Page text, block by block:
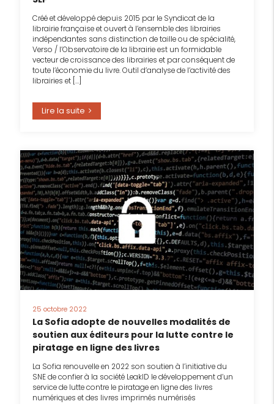
Créé et développé depuis 2015 par le Syndicat de la
librairie française et ouvert à l’ensemble des librairies
indépendantes sans distinction de taille ou de spécialité,
Verso / l’Observatoire de la librairie est un formidable
vecteur de croissance des librairies et par conséquent de
toute l’économie du livre. Outil d’analyse de l’activité des
librairies et […]
Lire la suite
25 octobre 2022
La Sofia adopte de nouvelles modalités de
soutien aux éditeurs pour la lutte contre le
piratage en ligne des livres
La Sofia renouvelle en 2022 son soutien à l’initiative du
SNE de confier à la société LeakID le développement d’un
service de lutte contre le piratage en ligne des livres
numériques et des livres imprimés numérisés